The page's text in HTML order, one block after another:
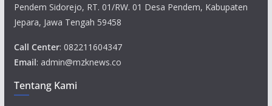
Pendem Sidorejo, RT. 01/RW. 01 Desa Pendem, Kabupaten
Jepara, Jawa Tengah 59458
Call Center: 082211604347
Email: admin@mzknews.co
Tentang Kami